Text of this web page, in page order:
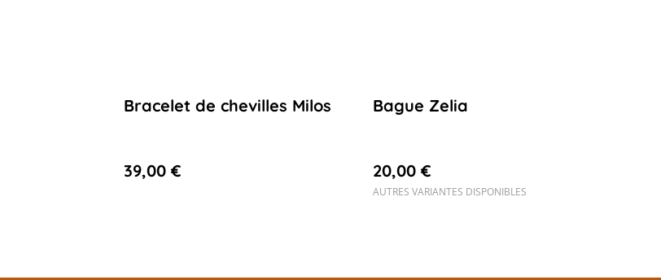
Bracelet de chevilles Milos
39,00 €
Bague Zelia
20,00 €
AUTRES VARIANTES DISPONIBLES